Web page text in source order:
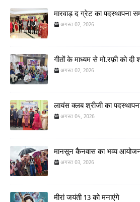
मारवाड़ द ग्रेट का पदस्थापना
अगस्त 02, 2026
गीतों के माध्यम से मो.रफ़ी को दी
अगस्त 02, 2026
लायंस क्लब श्रीजी का
अगस्त 04, 2026
मानसून कैनवास का भव्य
अगस्त 03, 2026
मीरां जयंती 13 को मनाएंगे